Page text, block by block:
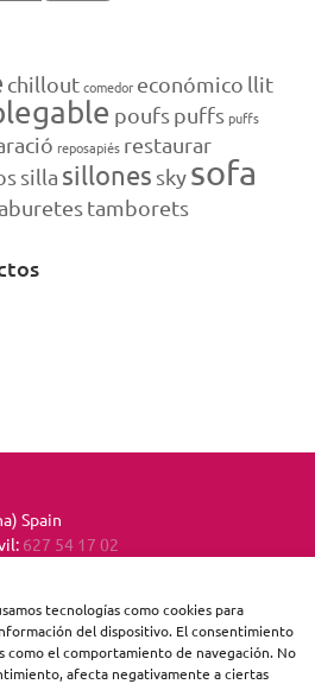
tecnologías como cookies para
del dispositivo. El consentimiento
como el comportamiento de navegación. No
afecta negativamente a ciertas
chilloutcomedor económico llit
poufspuffs puffs
reposapiés restaurar
silla sillones skysofa
tamborets
Spain
627 54 17 02